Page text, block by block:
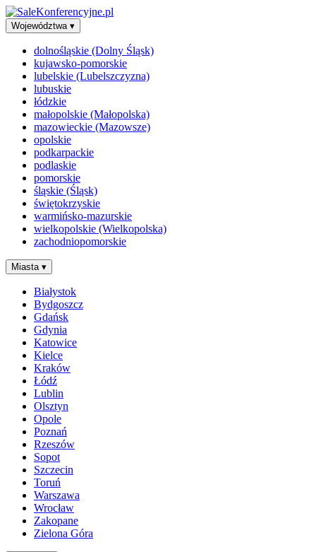
Województwa ▾
dolnośląskie (Dolny Śląsk)
kujawsko-pomorskie
lubelskie (Lubelszczyzna)
lubuskie
łódzkie
małopolskie (Małopolska)
mazowieckie (Mazowsze)
opolskie
podkarpackie
podlaskie
pomorskie
śląskie (Śląsk)
świętokrzyskie
warmińsko-mazurskie
wielkopolskie (Wielkopolska)
zachodniopomorskie
Miasta ▾
Białystok
Bydgoszcz
Gdańsk
Gdynia
Katowice
Kielce
Kraków
Łódź
Lublin
Olsztyn
Opole
Poznań
Rzeszów
Sopot
Szczecin
Toruń
Warszawa
Wrocław
Zakopane
Zielona Góra